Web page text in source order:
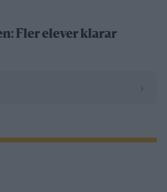
Fler elever klarar